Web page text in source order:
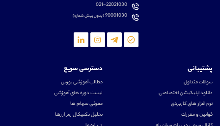
021-22021030
90001030(بدون پیش شماره)
پشتیبانی
سوالات متداول
دانلود اپلیکیشن اختصاصی
نرم افزار های کاربردی
قوانین و مقررات
دسترسی سریع
مطالب آموزشی بورس
لیست دوره های آموزشی
معرفی سهام ها
تحلیل تکنیکال رمز ارزها